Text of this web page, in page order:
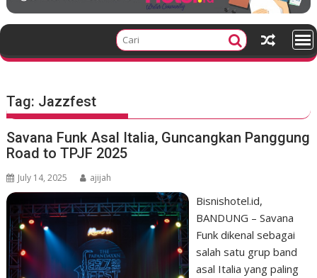
e
t
Tag: Jazzfest
Savana Funk Asal Italia, Guncangkan Panggung
Road to TPJF 2025
July 14, 2025 ajijah
Bisnishotel.id,
BANDUNG – Savana
Funk dikenal sebagai
salah satu grup band
asal Italia yang paling